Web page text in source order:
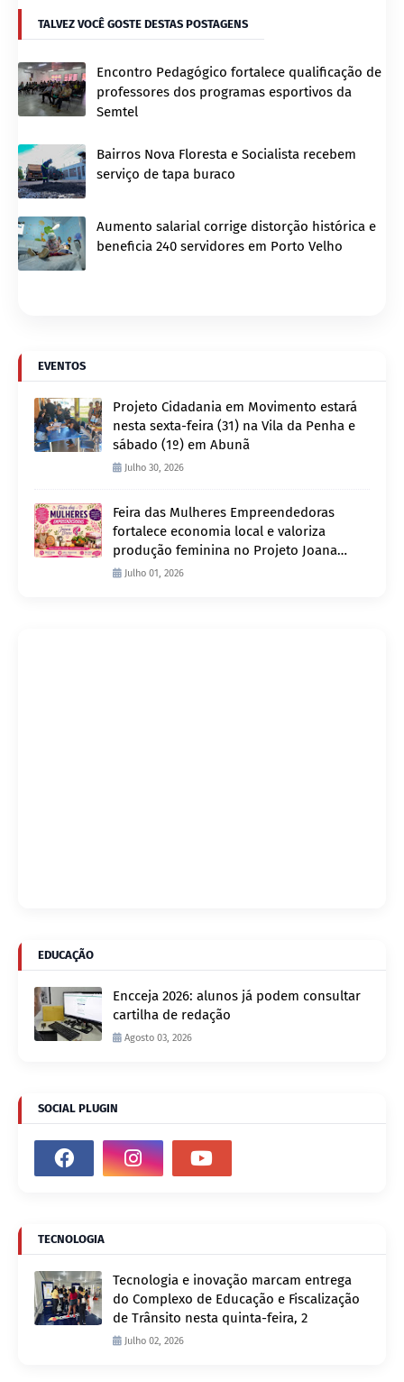
TALVEZ VOCÊ GOSTE DESTAS POSTAGENS
Encontro Pedagógico fortalece qualificação de
professores dos programas esportivos da
Semtel
Bairros Nova Floresta e Socialista recebem
serviço de tapa buraco
Aumento salarial corrige distorção histórica e
beneficia 240 servidores em Porto Velho
EVENTOS
Projeto Cidadania em Movimento estará
nesta sexta-feira (31) na Vila da Penha e
sábado (1º) em Abunã
Julho 30, 2026
Feira das Mulheres Empreendedoras
fortalece economia local e valoriza
produção feminina no Projeto Joana
D’Arc
Julho 01, 2026
EDUCAÇÃO
Encceja 2026: alunos já podem consultar
cartilha de redação
Agosto 03, 2026
SOCIAL PLUGIN
TECNOLOGIA
Tecnologia e inovação marcam entrega
do Complexo de Educação e Fiscalização
de Trânsito nesta quinta-feira, 2
Julho 02, 2026